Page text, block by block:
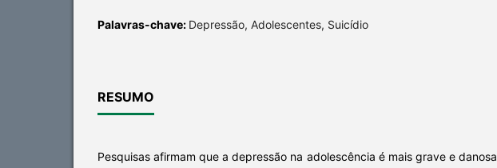
Palavras-chave: Depressão, Adolescentes, Suicídio
RESUMO
Pesquisas afirmam que a depressão na adolescência é mais grave e danosa